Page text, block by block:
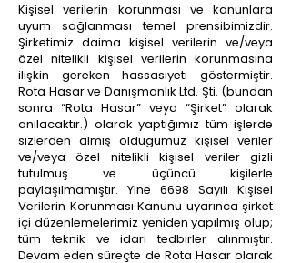
Kişisel verilerin korunması ve kanunlara
uyum sağlanması temel prensibimizdir.
Şirketimiz daima kişisel verilerin ve/veya
özel nitelikli kişisel verilerin korunmasına
ilişkin gereken hassasiyeti göstermiştir.
Rota Hasar ve Danışmanlık Ltd. Şti. (bundan
sonra “Rota Hasar” veya “Şirket” olarak
anılacaktır.) olarak yaptığımız tüm işlerde
sizlerden almış olduğumuz kişisel veriler
ve/veya özel nitelikli kişisel veriler gizli
tutulmuş ve üçüncü kişilerle
paylaşılmamıştır. Yine 6698 Sayılı Kişisel
Verilerin Korunması Kanunu uyarınca şirket
içi düzenlemelerimiz yeniden yapılmış olup;
tüm teknik ve idari tedbirler alınmıştır.
Devam eden süreçte de Rota Hasar olarak